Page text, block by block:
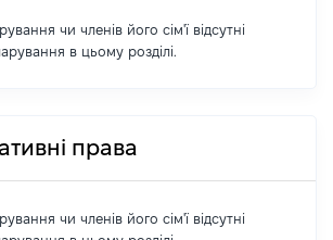
чи членів його сім'ї відсутні
в цьому розділі.
права
чи членів його сім'ї відсутні